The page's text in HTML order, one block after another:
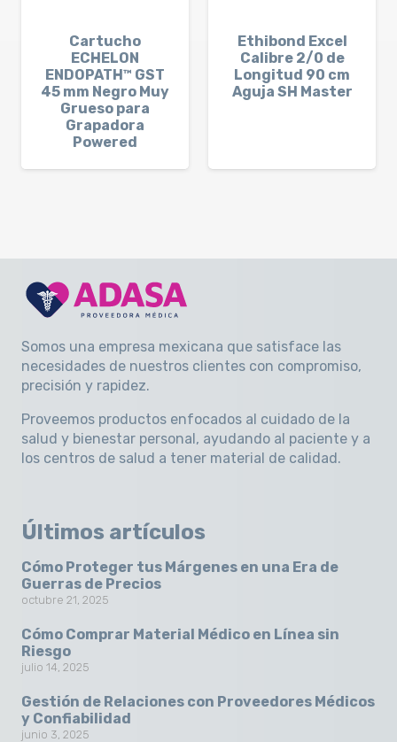
Cartucho
ECHELON
ENDOPATH™ GST
45 mm Negro Muy
Grueso para
Grapadora
Powered
Ethibond Excel
Calibre 2/0 de
Longitud 90 cm
Aguja SH Master
Somos una empresa mexicana que satisface las
necesidades de nuestros clientes con compromiso,
precisión y rapidez.
Proveemos productos enfocados al cuidado de la
salud y bienestar personal, ayudando al paciente y a
los centros de salud a tener material de calidad.
Últimos artículos
Cómo Proteger tus Márgenes en una Era de
Guerras de Precios
octubre 21, 2025
Cómo Comprar Material Médico en Línea sin
Riesgo
julio 14, 2025
Gestión de Relaciones con Proveedores Médicos
y Confiabilidad
junio 3, 2025